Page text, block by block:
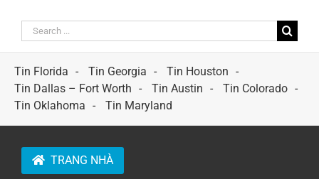
Search
for:
Tin Florida
Tin Georgia
Tin Houston
Tin Dallas – Fort Worth
Tin Austin
Tin Colorado
Tin Oklahoma
Tin Maryland
TRANG NHÀ